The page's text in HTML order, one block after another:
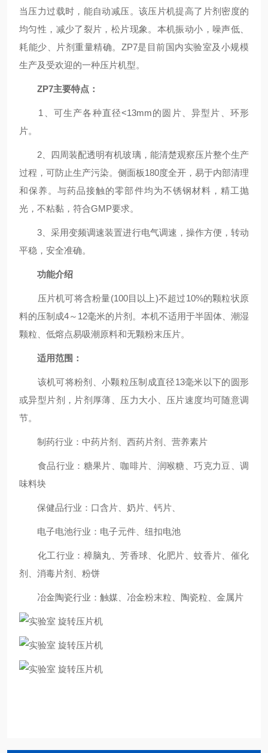
当压力过载时，能自动减压。该压片机提高了片剂密度的
均匀性，减少了裂片，松片现象。本机振动小，噪声低、
耗能少、片剂重量精确。ZP7是目前国内实验室及小规模
生产及受欢迎的一种压片机型。
ZP7主要特点：
1、可生产各种直径<13mm的圆片、异型片、环形
片。
2、四周装配透明有机玻璃，能清楚观察压片整个生产
过程，可防止生产污染。侧面板180度全开，易于内部清理
和保养。与药品接触的零部件均为不锈钢材料，精工抛
光，不粘黏，符合GMP要求。
3、采用变频调速装置进行电气调速，操作方便，转动
平稳，安全准确。
功能介绍
压片机可将含粉量(100目以上)不超过10%的颗粒状原
料的压制成4～12毫米的片剂。本机不适用于半固体、潮湿
颗粒、低熔点易吸潮原料和无颗粉末压片。
适用范围：
该机可将粉剂、小颗粒压制成直径13毫米以下的圆形
或异型片剂，片剂厚薄、压力大小、压片速度均可随意调
节。
制药行业：中药片剂、西药片剂、营养素片
食品行业：糖果片、咖啡片、润喉糖、巧克力豆、调
味料块
保健品行业：口含片、奶片、钙片、
电子电池行业：电子元件、纽扣电池
化工行业：樟脑丸、芳香球、化肥片、蚊香片、催化
剂、消毒片剂、粉饼
冶金陶瓷行业：触媒、冶金粉末粒、陶瓷粒、金属片